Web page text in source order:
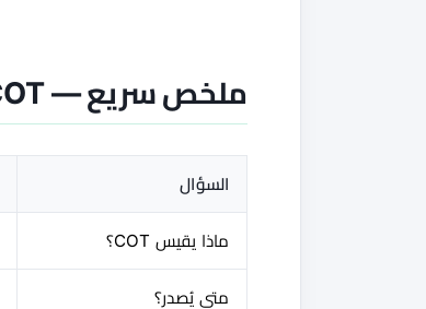
ملخص سريع — COT لمتداولي الفوركس
السؤال
ماذا يقيس COT؟
متى يُصدر؟